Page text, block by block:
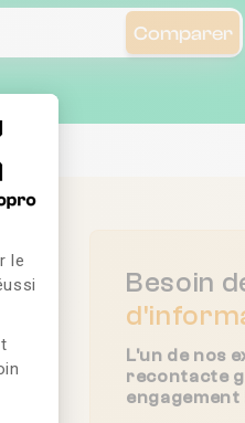
:
le
Comparer
Besoin
L'un de nos
recontacte
engagement